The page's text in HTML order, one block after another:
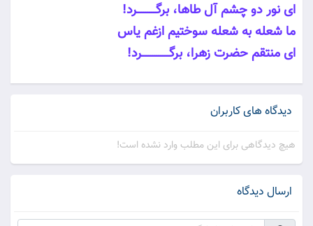
اى نور دو چشم آل طاها، برگـــــــــرد!
ما شعله به شعله سوختيم ازغم ياس
اى منتقم حضرت زهرا، برگـــــــــــــرد!
دیدگاه های کاربران
هیچ دیدگاهی برای این مطلب وارد نشده است!
ارسال دیدگاه